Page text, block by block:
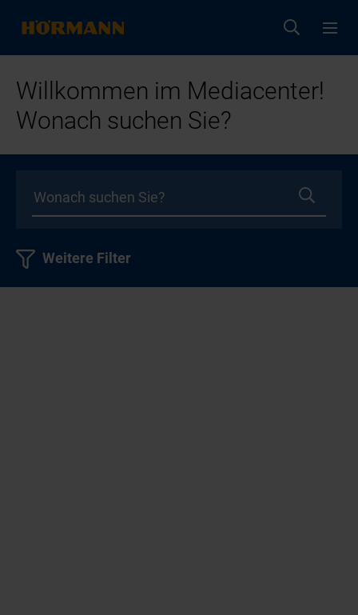
Willkommen im Mediacenter!
Wonach suchen Sie?
Weitere Filter